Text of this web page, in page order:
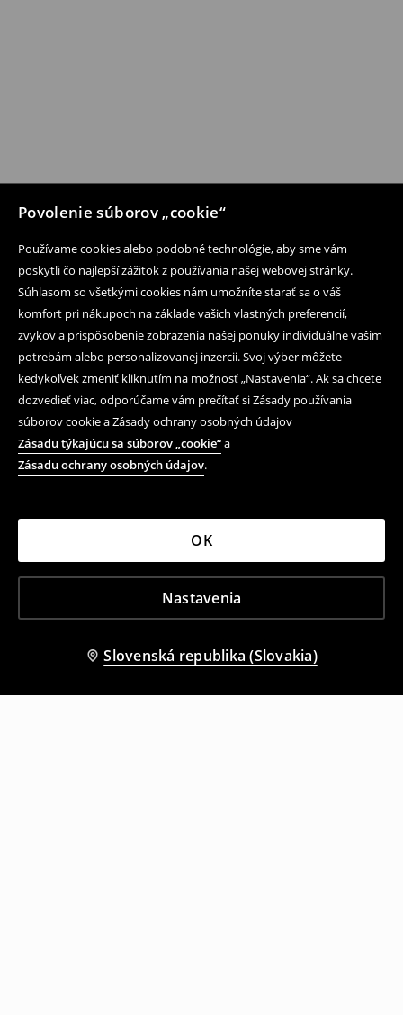
Povolenie súborov „cookie“
Používame cookies alebo podobné technológie, aby sme vám
poskytli čo najlepší zážitok z používania našej webovej stránky.
Súhlasom so všetkými cookies nám umožníte starať sa o váš
komfort pri nákupoch na základe vašich vlastných preferencií,
zvykov a prispôsobenie zobrazenia našej ponuky individuálne vašim
potrebám alebo personalizovanej inzercii. Svoj výber môžete
kedykoľvek zmeniť kliknutím na možnosť „Nastavenia“. Ak sa chcete
dozvedieť viac, odporúčame vám prečítať si Zásady používania
súborov cookie a Zásady ochrany osobných údajov
Zásadu týkajúcu sa súborov „cookie“a
Zásadu ochrany osobných údajov.
Nastavenia
OK
Slovenská republika (Slovakia)